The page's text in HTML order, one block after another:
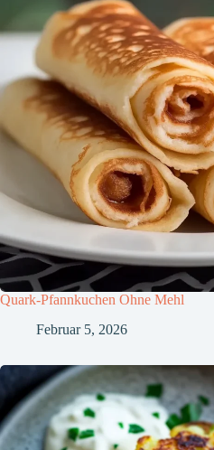
Quark-Pfannkuchen Ohne Mehl
Februar 5, 2026